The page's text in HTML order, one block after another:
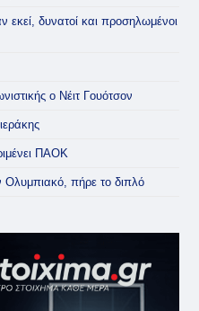
δυνατοί και προσηλωμένοι
ο Νέιτ Γουότσον
ΠΑΟΚ
πήρε το διπλό